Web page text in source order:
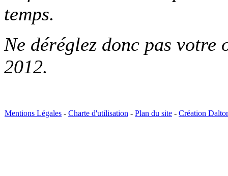
temps.
Ne déréglez donc pas votre
2012.
Mentions Légales - Charte d'utilisation - Plan du site - Création